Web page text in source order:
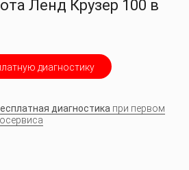
Ленд Крузер 100 в
диагностику
диагностика при первом